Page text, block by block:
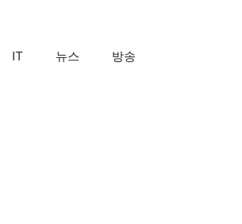
IT 뉴스 방송